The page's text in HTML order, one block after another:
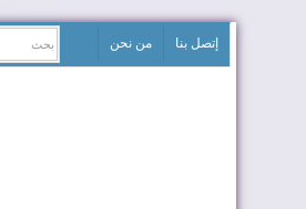
إتصل بنا من نحن